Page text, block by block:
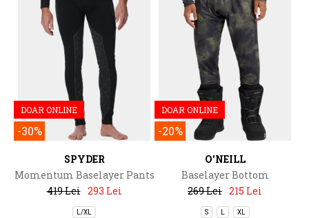
DOAR ONLINE
-30%
SPYDER
Momentum Baselayer Pants
419 Lei 293 Lei
L/XL
DOAR ONLINE
-20%
O'NEILL
Baselayer Bottom
269 Lei 215 Lei
S XL